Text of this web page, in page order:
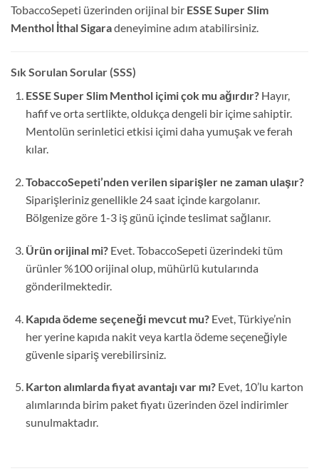
TobaccoSepeti üzerinden orijinal bir ESSE Super Slim
Menthol İthal Sigaradeneyimine adım atabilirsiniz.
Sık Sorulan Sorular (SSS)
ESSE Super Slim Menthol içimi çok mu ağırdır?Hayır,
hafif ve orta sertlikte, oldukça dengeli bir içime sahiptir.
Mentolün serinletici etkisi içimi daha yumuşak ve ferah
kılar.
TobaccoSepeti’nden verilen siparişler ne zaman ulaşır?
Siparişleriniz genellikle 24 saat içinde kargolanır.
Bölgenize göre 1-3 iş günü içinde teslimat sağlanır.
Ürün orijinal mi?Evet. TobaccoSepeti üzerindeki tüm
ürünler %100 orijinal olup, mühürlü kutularında
gönderilmektedir.
Kapıda ödeme seçeneği mevcut mu?Evet, Türkiye’nin
her yerine kapıda nakit veya kartla ödeme seçeneğiyle
güvenle sipariş verebilirsiniz.
Karton alımlarda fiyat avantajı var mı?Evet, 10’lu karton
alımlarında birim paket fiyatı üzerinden özel indirimler
sunulmaktadır.